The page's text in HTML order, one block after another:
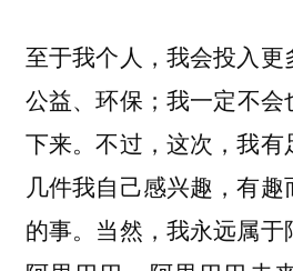
至于我个人，我会投入更
公益、环保；我一定不会
下来。不过，这次，我
几件我自己感兴趣，有
的事。当然，我永远属